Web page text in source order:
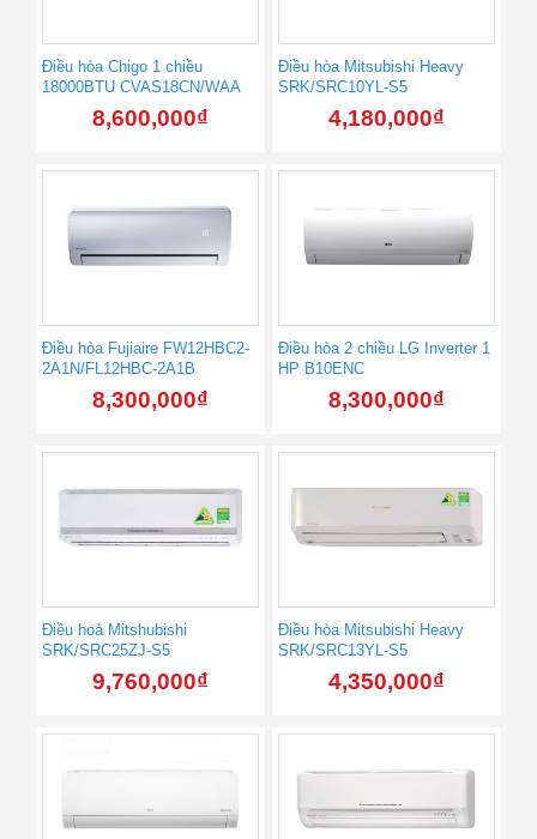
Điều hòa Chigo 1 chiều
18000BTU CVAS18CN/WAA
8,600,000₫
Điều hòa Mitsubishi Heavy
SRK/SRC10YL-S5
4,180,000₫
Điều hòa Fujiaire FW12HBC2-
2A1N/FL12HBC-2A1B
8,300,000₫
Điều hòa 2 chiều LG Inverter 1
HP B10ENC
8,300,000₫
Điều hoà Mitshubishi
SRK/SRC25ZJ-S5
9,760,000₫
Điều hòa Mitsubishi Heavy
SRK/SRC13YL-S5
4,350,000₫